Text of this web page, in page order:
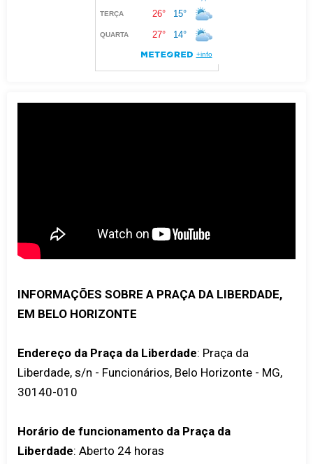
INFORMAÇÕES SOBRE A PRAÇA DA LIBERDADE,
EM BELO HORIZONTE
Endereço da Praça da Liberdade: Praça da
Liberdade, s/n - Funcionários, Belo Horizonte - MG,
30140-010
Horário de funcionamento da Praça da
Liberdade: Aberto 24 horas